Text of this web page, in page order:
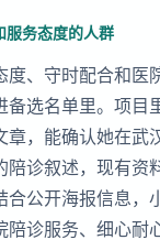
服务态度的人群
度、守时配合和医
备选名单里。项目
章，能确认她在武
陪诊叙述，现有资
合公开海报信息，
陪诊服务、细心耐